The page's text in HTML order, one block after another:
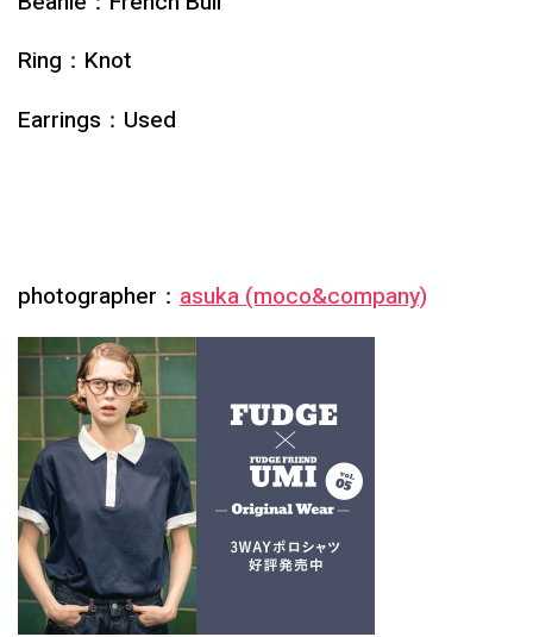
Ring：Knot
Earrings：Used
photographer： asuka (moco&company)